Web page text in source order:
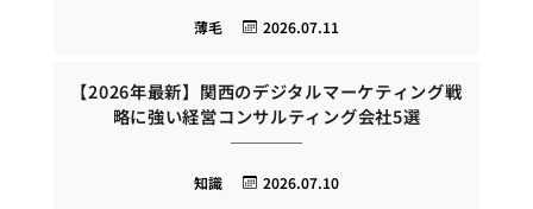
2026.07.11
薄毛
【2026年最新】関西のデジタルマーケティング戦
略に強い経営コンサルティング会社5選
2026.07.10
知識